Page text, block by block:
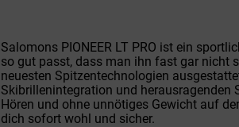
Salomons PIONEER LT PRO ist ein
so gut passt, dass man ihn fast gar nicht
neuesten Spitzentechnologien
Skibrillenintegration und herausragenden
Hören und ohne unnötiges Gewicht auf
dich sofort wohl und sicher.